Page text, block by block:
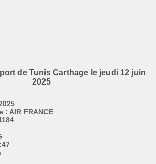
de Tunis Carthage le jeudi 12 juin
2025
: AIR FRANCE